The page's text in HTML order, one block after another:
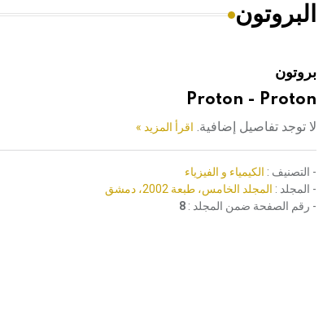
البروتون
بروتون
Proton - Proton
لا توجد تفاصيل إضافية. اقرأ المزيد »
- التصنيف : الكيمياء و الفيزياء
- المجلد : المجلد الخامس، طبعة 2002، دمشق
- رقم الصفحة ضمن المجلد : 8